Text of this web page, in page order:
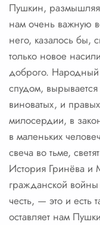
Пушкин, размышляя
нам очень важную
него, казалось бы,
только новое
доброго.
спудом,
виноватых, и
милосердии, в
в маленьких
свеча во тьме,
История Гринёва
гражданской
честь, — это и есть
оставляет нам